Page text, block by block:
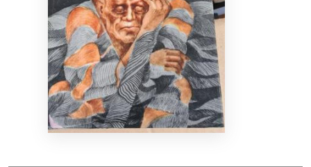
+370 667 80 541
info@elvislab.lt